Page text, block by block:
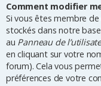
Comment modifier
Si vous êtes membre
stockés dans notre
au Panneau de
en cliquant sur votre
forum). Cela vous
préférences de votre